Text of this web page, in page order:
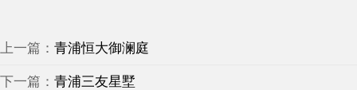
上一篇： 青浦恒大御澜庭
下一篇： 青浦三友星墅